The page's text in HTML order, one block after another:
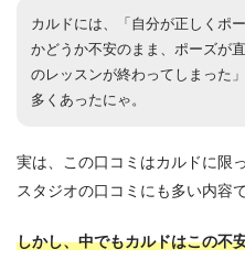
カルドには、「自分が正しくポ
かどうか不安のまま、ポーズが
のレッスンが終わってしまった
多くあったにゃ。
実は、この口コミはカルドに限
スタジオの口コミにも多い内容で
しかし、中でもカルドはこの不